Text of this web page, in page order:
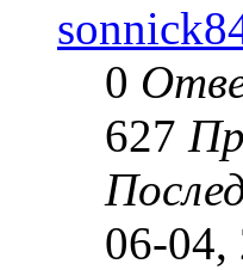
0
627
06-04,